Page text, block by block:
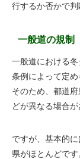
行するか否かで判
一般道の規制
一般道における
条例によって定め
そのため、都道
どが異なる場合が
ですが、基本的
県がほとんどです